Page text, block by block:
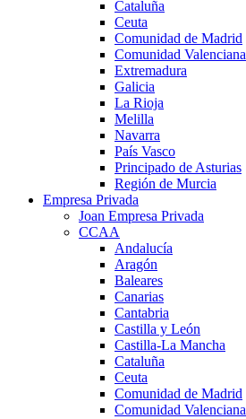
Cataluña
Ceuta
Comunidad de Madrid
Comunidad Valenciana
Extremadura
Galicia
La Rioja
Melilla
Navarra
País Vasco
Principado de Asturias
Región de Murcia
Empresa Privada
Joan Empresa Privada
CCAA
Andalucía
Aragón
Baleares
Canarias
Cantabria
Castilla y León
Castilla-La Mancha
Cataluña
Ceuta
Comunidad de Madrid
Comunidad Valenciana